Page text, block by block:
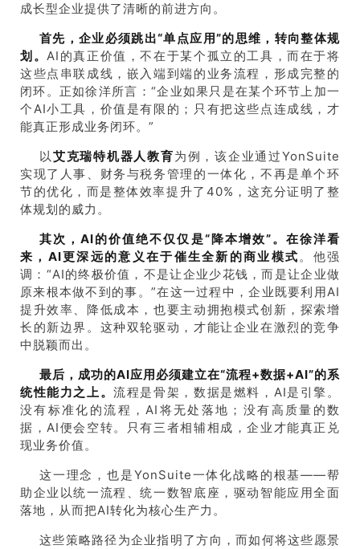
成长型企业提供了清晰的前进方向。
首先，企业必须跳出“单点应用”的思维，转向整体规
划。AI的真正价值，不在于某个孤立的工具，而在于将
这些点串联成线，嵌入端到端的业务流程，形成完整的
闭环。正如徐洋所言：“企业如果只是在某个环节上加一
个AI小工具，价值是有限的；只有把这些点连成线，才
能真正形成业务闭环。”
以艾克瑞特机器人教育为例，该企业通过YonSuite
实现了人事、财务与税务管理的一体化，不再是单个环
节的优化，而是整体效率提升了40%，这充分证明了整
体规划的威力。
其次，AI的价值绝不仅仅是“降本增效”。在徐洋看
来， AI更深远的意义在于催生全新的商业模式。他强
调：“AI的终极价值，不是让企业少花钱，而是让企业做
原来根本做不到的事。”在这一过程中，企业既要利用AI
提升效率、降低成本，也要主动拥抱模式创新，探索增
长的新边界。这种双轮驱动，才能让企业在激烈的竞争
中脱颖而出。
最后，成功的AI应用必须建立在“流程+数据+AI”的系
统性能力之上。流程是骨架，数据是燃料，AI是引擎。
没有标准化的流程，AI将无处落地；没有高质量的数
据，AI便会空转。只有三者相辅相成，企业才能真正兑
现业务价值。
这一理念，也是YonSuite一体化战略的根基——帮
助企业以统一流程、统一数智底座，驱动智能应用全面
落地，从而把AI转化为核心生产力。
这些策略路径为企业指明了方向，而如何将这些愿景